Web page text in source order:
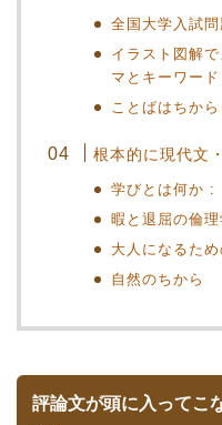
全国大学入試
イラスト図解
マとキーワード
ことばはちか
根本的に現代文
学びとは何か :
暇と退屈の倫理
大人になるた
自然のちから
評論文が頭に入ってこ